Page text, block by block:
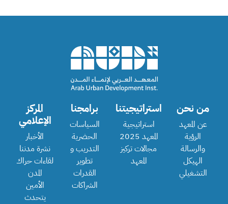
من نحن
عن المعهد
الرؤية
والرسالة
الهيكل
التشغيلي
استراتيجيتنا
استراتيجية
المعهد 2025
مجالات تركيز
المعهد
برامجنا
السياسات
الحضرية
التدريب و
تطوير
القدرات
الشراكات
المركز
الإعلامي
الأخبار
نشرة مدننا
لقاءات حراك
المدن
الأمين
يتحدث